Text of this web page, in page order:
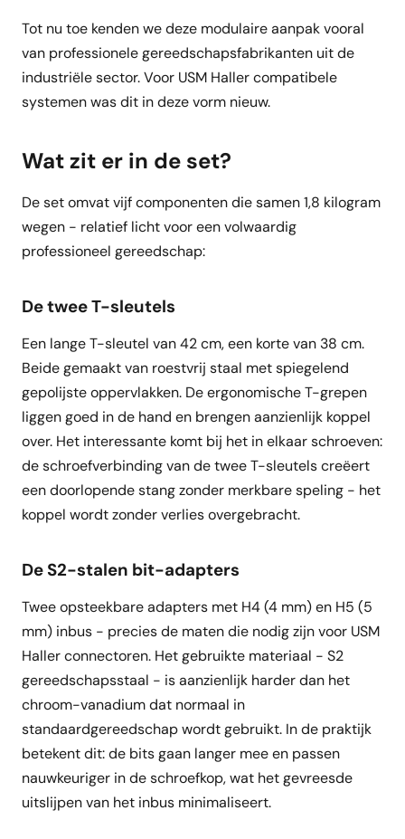
Tot nu toe kenden we deze modulaire aanpak vooral
van professionele gereedschapsfabrikanten uit de
industriële sector. Voor USM Haller compatibele
systemen was dit in deze vorm nieuw.
Wat zit er in de set?
De set omvat vijf componenten die samen 1,8 kilogram
wegen - relatief licht voor een volwaardig
professioneel gereedschap:
De twee T-sleutels
Een lange T-sleutel van 42 cm, een korte van 38 cm.
Beide gemaakt van roestvrij staal met spiegelend
gepolijste oppervlakken. De ergonomische T-grepen
liggen goed in de hand en brengen aanzienlijk koppel
over. Het interessante komt bij het in elkaar schroeven:
de schroefverbinding van de twee T-sleutels creëert
een doorlopende stang zonder merkbare speling - het
koppel wordt zonder verlies overgebracht.
De S2-stalen bit-adapters
Twee opsteekbare adapters met H4 (4 mm) en H5 (5
mm) inbus - precies de maten die nodig zijn voor USM
Haller connectoren. Het gebruikte materiaal - S2
gereedschapsstaal - is aanzienlijk harder dan het
chroom-vanadium dat normaal in
standaardgereedschap wordt gebruikt. In de praktijk
betekent dit: de bits gaan langer mee en passen
nauwkeuriger in de schroefkop, wat het gevreesde
uitslijpen van het inbus minimaliseert.